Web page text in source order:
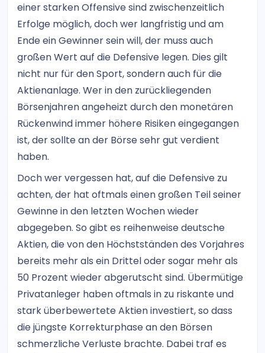
einer starken Offensive sind zwischenzeitlich
Erfolge möglich, doch wer langfristig und am
Ende ein Gewinner sein will, der muss auch
großen Wert auf die Defensive legen. Dies gilt
nicht nur für den Sport, sondern auch für die
Aktienanlage. Wer in den zurückliegenden
Börsenjahren angeheizt durch den monetären
Rückenwind immer höhere Risiken eingegangen
ist, der sollte an der Börse sehr gut verdient
haben.
Doch wer vergessen hat, auf die Defensive zu
achten, der hat oftmals einen großen Teil seiner
Gewinne in den letzten Wochen wieder
abgegeben. So gibt es reihenweise deutsche
Aktien, die von den Höchstständen des Vorjahres
bereits mehr als ein Drittel oder sogar mehr als
50 Prozent wieder abgerutscht sind. Übermütige
Privatanleger haben oftmals in zu riskante und
stark überbewertete Aktien investiert, so dass
die jüngste Korrekturphase an den Börsen
schmerzliche Verluste brachte. Dabei traf es